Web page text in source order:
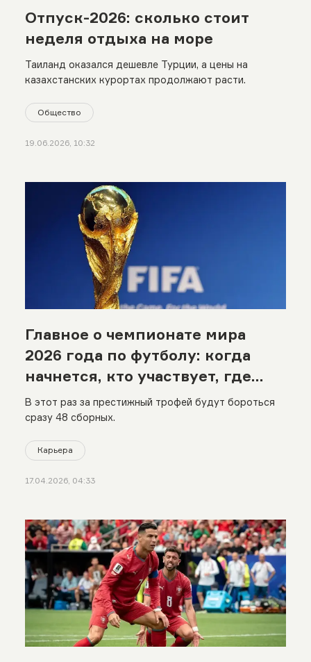
Отпуск-2026: сколько стоит
неделя отдыха на море
Таиланд оказался дешевле Турции, а цены на
казахстанских курортах продолжают расти.
Общество
19.06.2026, 10:32
Главное о чемпионате мира
2026 года по футболу: когда
начнется, кто участвует, где
пройдет
В этот раз за престижный трофей будут бороться
сразу 48 сборных.
Карьера
17.04.2026, 04:33